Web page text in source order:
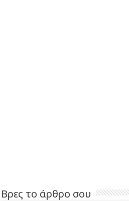
Βρες το άρθρο σου